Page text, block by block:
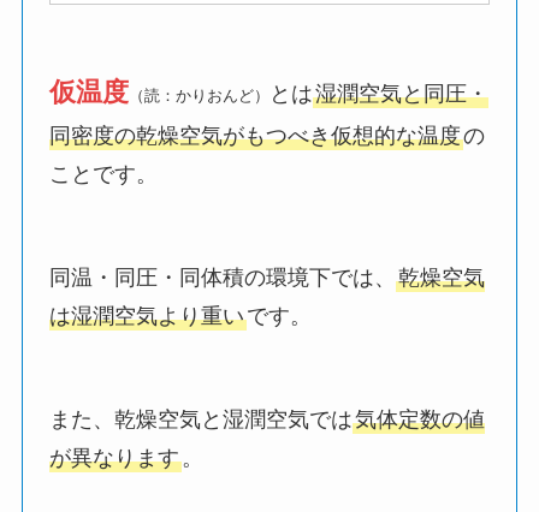
仮温度 （読：かりおんど） とは湿潤空気と同圧・
同密度の乾燥空気がもつべき仮想的な温度の
ことです。
同温・同圧・同体積の環境下では、乾燥空気
は湿潤空気より重いです。
また、乾燥空気と湿潤空気では気体定数の値
が異なります。